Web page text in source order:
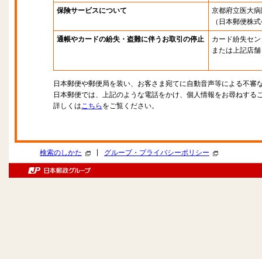
保険サービスについて
京都府立医大
（日本郵便株
通帳やカードの紛失・盗難に伴うお取引の停止
カード紛失セ
または上記店舗
日本郵便や郵便局を装い、お客さま宛てに自動音声等による不審
日本郵便では、上記のような電話をかけ、個人情報をお尋ねする
詳しくはこちら をご覧ください。
検索のしかた グループ・プライバシーポリシー